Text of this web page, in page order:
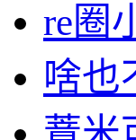
re圈
啥也